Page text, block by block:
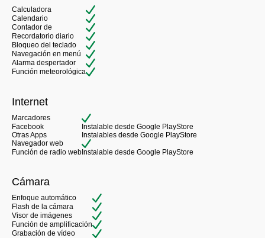
Calculadora
Calendario
Contador de
Recordatorio diario
Bloqueo del teclado
Navegación en menú
Alarma despertador
Función meteorológica
Internet
Marcadores
Facebook
Instalable desde Google PlayStore
Otras Apps
Instalables desde Google PlayStore
Navegador web
Función de radio web Instalable desde Google PlayStore
Cámara
Enfoque automático
Flash de la cámara
Visor de imágenes
Función de amplificación
Grabación de vídeo